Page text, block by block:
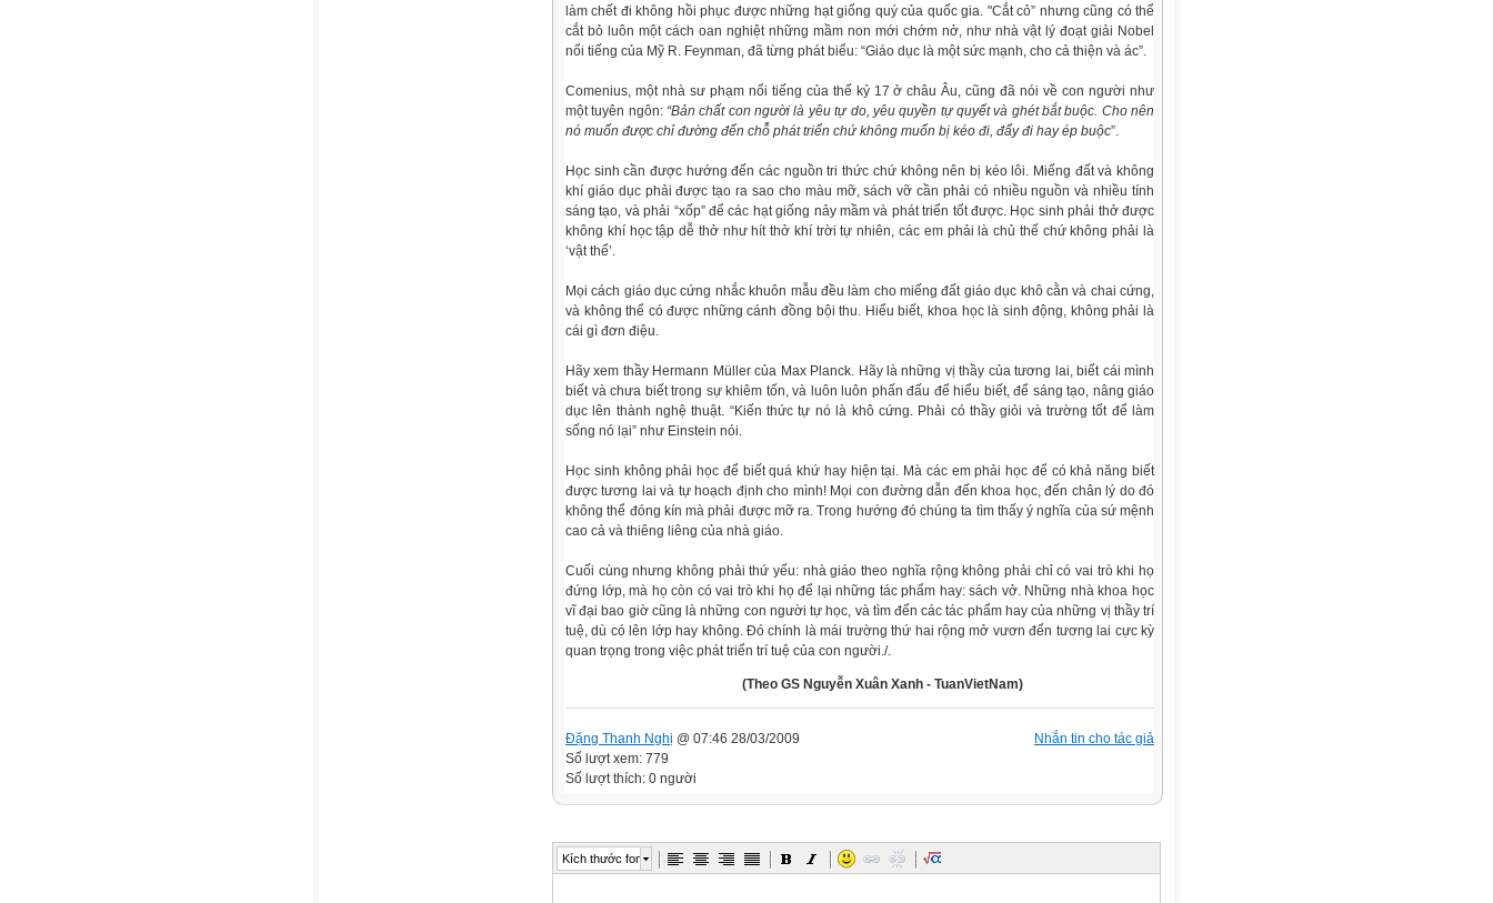
làm chết đi không hồi phục được những hạt giống quý của quốc gia. "Cắt cỏ” nhưng cũng có thể
cắt bỏ luôn một cách oan nghiệt những mầm non mới chớm nở, như nhà vật lý đoạt giải Nobel
nổi tiếng của Mỹ R. Feynman, đã từng phát biểu: “Giáo dục là một sức mạnh, cho cả thiện và ác”.
Comenius, một nhà sư phạm nổi tiếng của thế kỷ 17 ở châu Âu, cũng đã nói về con người như
một tuyên ngôn: “Bản chất con người là yêu tự do, yêu quyền tự quyết và ghét bắt buộc. Cho nên
nó muốn được chỉ đường đến chỗ phát triển chứ không muốn bị kéo đi, đẩy đi hay ép buộc”.
Học sinh cần được hướng đến các nguồn tri thức chứ không nên bị kéo lôi. Miếng đất và không
khí giáo dục phải được tạo ra sao cho màu mỡ, sách vỡ cần phải có nhiều nguồn và nhiều tính
sáng tạo, và phải “xốp” để các hạt giống nảy mầm và phát triển tốt được. Học sinh phải thở được
không khí học tập dễ thở như hít thở khí trời tự nhiên, các em phải là chủ thế chứ không phải là
‘vật thể’.
Mọi cách giáo dục cứng nhắc khuôn mẫu đều làm cho miếng đất giáo dục khô cằn và chai cứng,
và không thể có được những cánh đồng bội thu. Hiểu biết, khoa học là sinh động, không phải là
cái gì đơn điệu.
Hãy xem thầy Hermann Müller của Max Planck. Hãy là những vị thầy của tương lai, biết cái mình
biết và chưa biết trong sự khiêm tốn, và luôn luôn phấn đấu để hiểu biết, để sáng tạo, nâng giáo
dục lên thành nghệ thuật. “Kiến thức tự nó là khô cứng. Phải có thầy giỏi và trường tốt để làm
sống nó lại” như Einstein nói.
Học sinh không phải học để biết quá khứ hay hiện tại. Mà các em phải học để có khả năng biết
được tương lai và tự hoạch định cho mình! Mọi con đường dẫn đến khoa học, đến chân lý do đó
không thể đóng kín mà phải được mỡ ra. Trong hướng đó chúng ta tìm thấy ý nghĩa của sứ mệnh
cao cả và thiêng liêng của nhà giáo.
Cuối cùng nhưng không phải thứ yếu: nhà giáo theo nghĩa rộng không phải chỉ có vai trò khi họ
đứng lớp, mà họ còn có vai trò khi họ để lại những tác phẩm hay: sách vở. Những nhà khoa học
vĩ đại bao giờ cũng là những con người tự học, và tìm đến các tác phẩm hay của những vị thầy trí
tuệ, dù có lên lớp hay không. Đó chính là mái trường thứ hai rộng mở vươn đến tương lai cực kỳ
quan trọng trong việc phát triển trí tuệ của con người./.
(Theo GS Nguyễn Xuân Xanh - TuanVietNam)
Nhắn tin cho tác giả
Đặng Thanh Nghị @ 07:46 28/03/2009
Số lượt xem: 779
Số lượt thích: 0 người
Kích thước font